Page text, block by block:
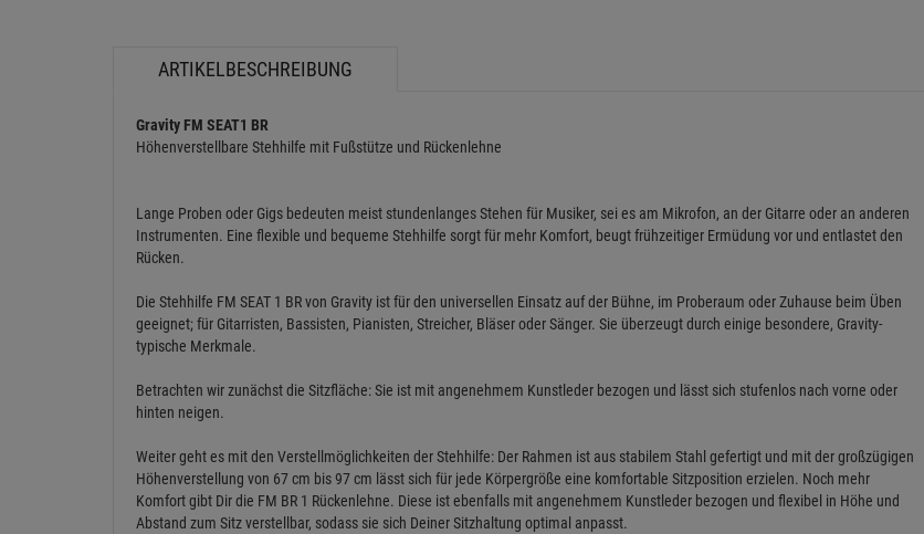
ARTIKELBESCHREIBUNG
Gravity FM SEAT1 BR
Höhenverstellbare Stehhilfe mit Fußstütze und Rückenlehne
Lange Proben oder Gigs bedeuten meist stundenlanges Stehen für Musiker, sei es am Mikrofon, an der Gitarre oder an anderen
Instrumenten. Eine flexible und bequeme Stehhilfe sorgt für mehr Komfort, beugt frühzeitiger Ermüdung vor und entlastet den
Rücken.
Die Stehhilfe FM SEAT 1 BR von Gravity ist für den universellen Einsatz auf der Bühne, im Proberaum oder Zuhause beim Üben
geeignet; für Gitarristen, Bassisten, Pianisten, Streicher, Bläser oder Sänger. Sie überzeugt durch einige besondere, Gravity-
typische Merkmale.
Betrachten wir zunächst die Sitzfläche: Sie ist mit angenehmem Kunstleder bezogen und lässt sich stufenlos nach vorne oder
hinten neigen.
Weiter geht es mit den Verstellmöglichkeiten der Stehhilfe: Der Rahmen ist aus stabilem Stahl gefertigt und mit der großzügigen
Höhenverstellung von 67 cm bis 97 cm lässt sich für jede Körpergröße eine komfortable Sitzposition erzielen. Noch mehr
Komfort gibt Dir die FM BR 1 Rückenlehne. Diese ist ebenfalls mit angenehmem Kunstleder bezogen und flexibel in Höhe und
Abstand zum Sitz verstellbar, sodass sie sich Deiner Sitzhaltung optimal anpasst.